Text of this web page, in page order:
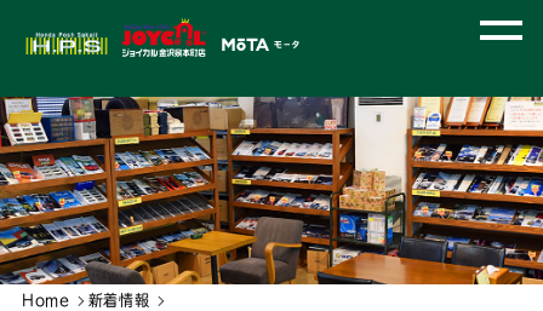
Home
新着情報